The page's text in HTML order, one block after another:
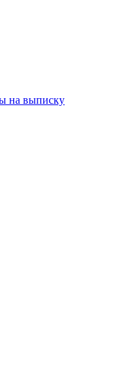
на выписку